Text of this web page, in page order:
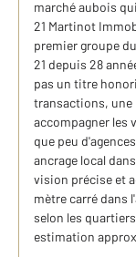
marché aubois
21 Martinot
premier groupe
21 depuis 28
pas un titre
transactions, une
accompagner les
que peu
ancrage local
vision précise et
mètre carré dans
selon les
estimation